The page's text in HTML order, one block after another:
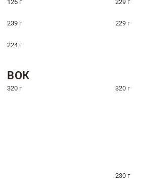
126 г 229 г
239 г 229 г
224 г
ВОК
320 г 320 г
230 г